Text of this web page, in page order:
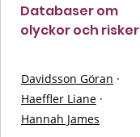
Databaser om
olyckor och risker
Davidsson Göran ·
Haeffler Liane ·
Hannah James